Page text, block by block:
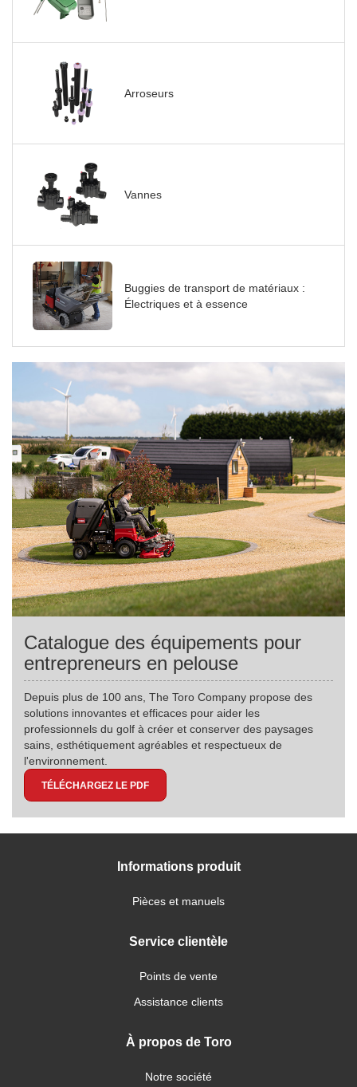
Arroseurs
Vannes
Buggies de transport de matériaux :
Électriques et à essence
Catalogue des équipements pour
entrepreneurs en pelouse
Depuis plus de 100 ans, The Toro Company propose des
solutions innovantes et efficaces pour aider les
professionnels du golf à créer et conserver des paysages
sains, esthétiquement agréables et respectueux de
l'environnement.
TÉLÉCHARGEZ LE PDF
Informations produit
Pièces et manuels
Service clientèle
Points de vente
Assistance clients
À propos de Toro
Notre société